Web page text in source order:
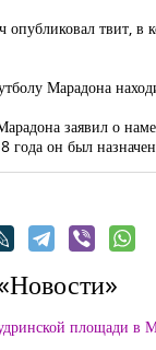
опубликовал твит,
Марадона
заявил о
он был
площади в